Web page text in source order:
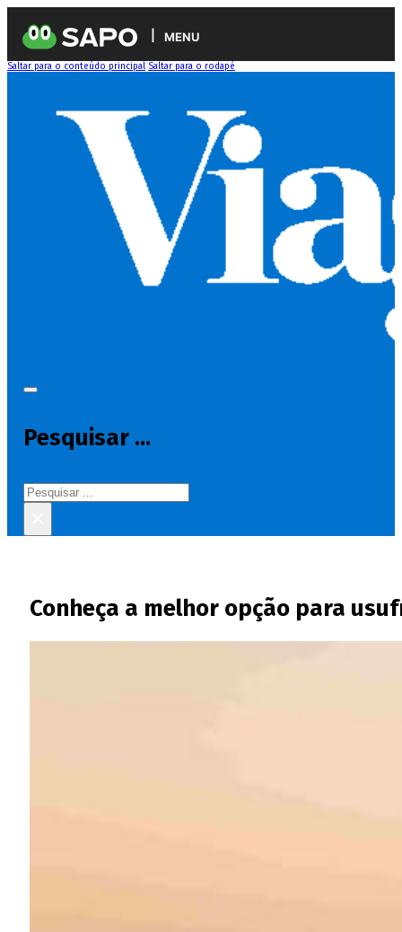
MENU
Saltar para o conteúdo principal Saltar para o rodapé
Pesquisar ...
Pesquisar
Conheça a melhor opção para